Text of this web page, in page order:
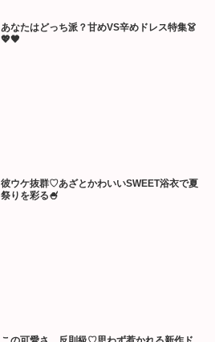
あなたはどっち派？甘めVS辛めドレス特集👗
💖🖤
彼ウケ抜群♡あざとかわいいSWEET浴衣で夏
祭りを彩る🍧